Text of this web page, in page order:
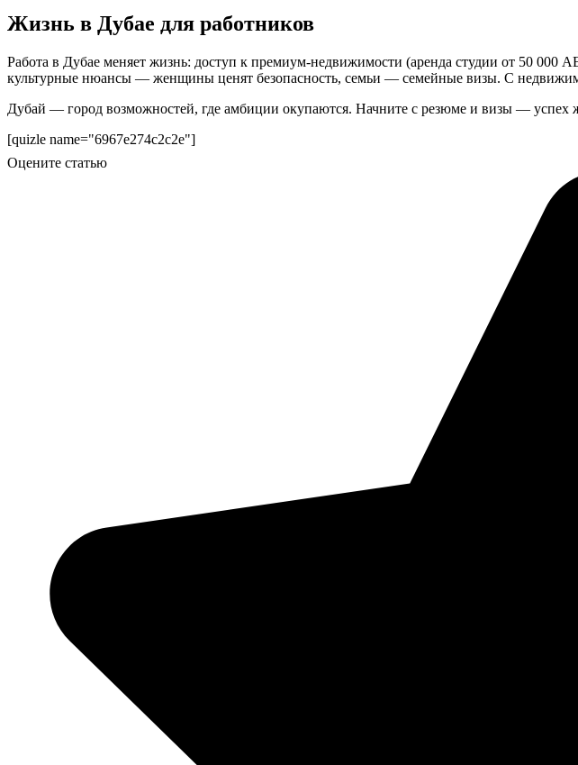
Жизнь в Дубае для работников
Работа в Дубае меняет жизнь: доступ к премиум-недвижимости (аренда студии от 50
культурные нюансы — женщины ценят безопасность, семьи — семейные визы. С
Дубай — город возможностей, где амбиции окупаются. Начните с резюме и визы — успех
[quizle name="6967e274c2c2e"]
Оцените статью